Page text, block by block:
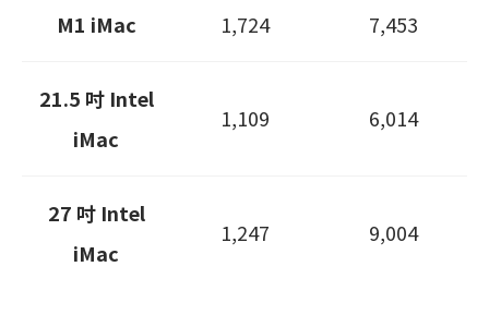
M1 iMac 1,724 7,453
21.5 吋 Intel
iMac‌
1,109 6,014
27 吋 Intel
iMac
1,247 9,004